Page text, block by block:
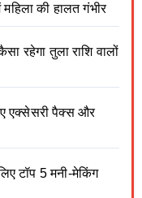
की हालत गंभीर
रहेगा तुला राशि वालों
एक्सेसरी पैक्स और
टॉप 5 मनी-मेकिंग